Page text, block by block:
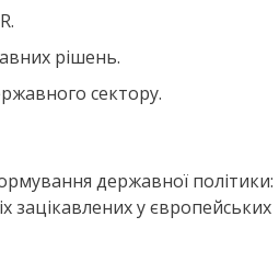
рішень.
сектору.
державної політики:
зацікавлених у європейських